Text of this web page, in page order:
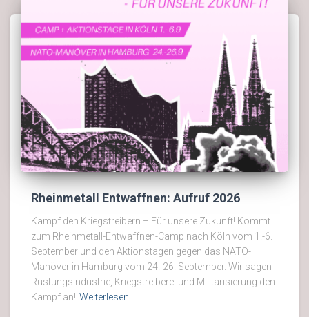
Rheinmetall Entwaffnen: Aufruf 2026
Kampf den Kriegstreibern – Für unsere Zukunft! Kommt
zum Rheinmetall-Entwaffnen-Camp nach Köln vom 1.-6.
September und den Aktionstagen gegen das NATO-
Manöver in Hamburg vom 24.-26. September. Wir sagen
Rüstungsindustrie, Kriegstreiberei und Militarisierung den
Kampf an! Weiterlesen